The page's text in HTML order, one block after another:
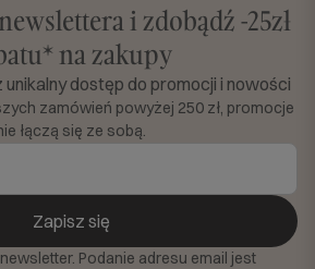
i zdobądź -25zł
na zakupy
dostęp do promocji i nowości
zamówień powyżej 250 zł, promocje
łączą się ze sobą.
Zapisz się
Podanie adresu email jest